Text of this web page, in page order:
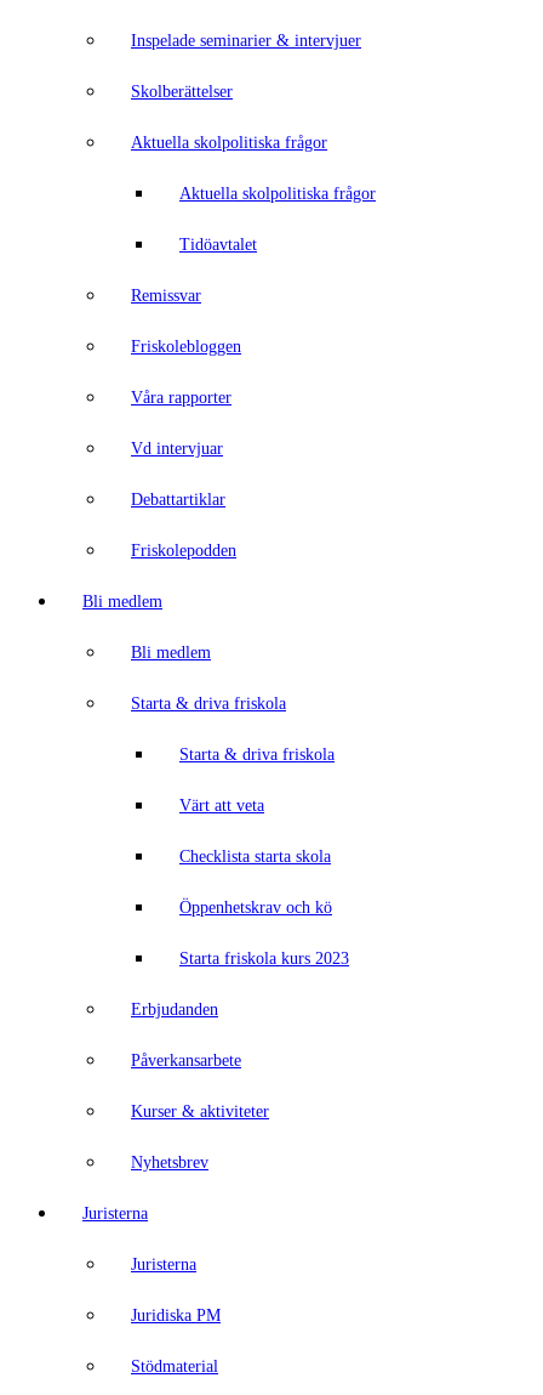
Inspelade seminarier & intervjuer
Skolberättelser
Aktuella skolpolitiska frågor
Aktuella skolpolitiska frågor
Tidöavtalet
Remissvar
Friskolebloggen
Våra rapporter
Vd intervjuar
Debattartiklar
Friskolepodden
Bli medlem
Bli medlem
Starta & driva friskola
Starta & driva friskola
Värt att veta
Checklista starta skola
Öppenhetskrav och kö
Starta friskola kurs 2023
Erbjudanden
Påverkansarbete
Kurser & aktiviteter
Nyhetsbrev
Juristerna
Juristerna
Juridiska PM
Stödmaterial